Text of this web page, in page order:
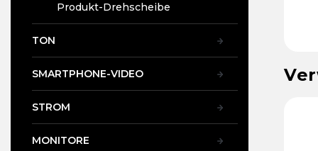
Produkt-Drehscheibe
TON
SMARTPHONE-VIDEO
STROM
MONITORE